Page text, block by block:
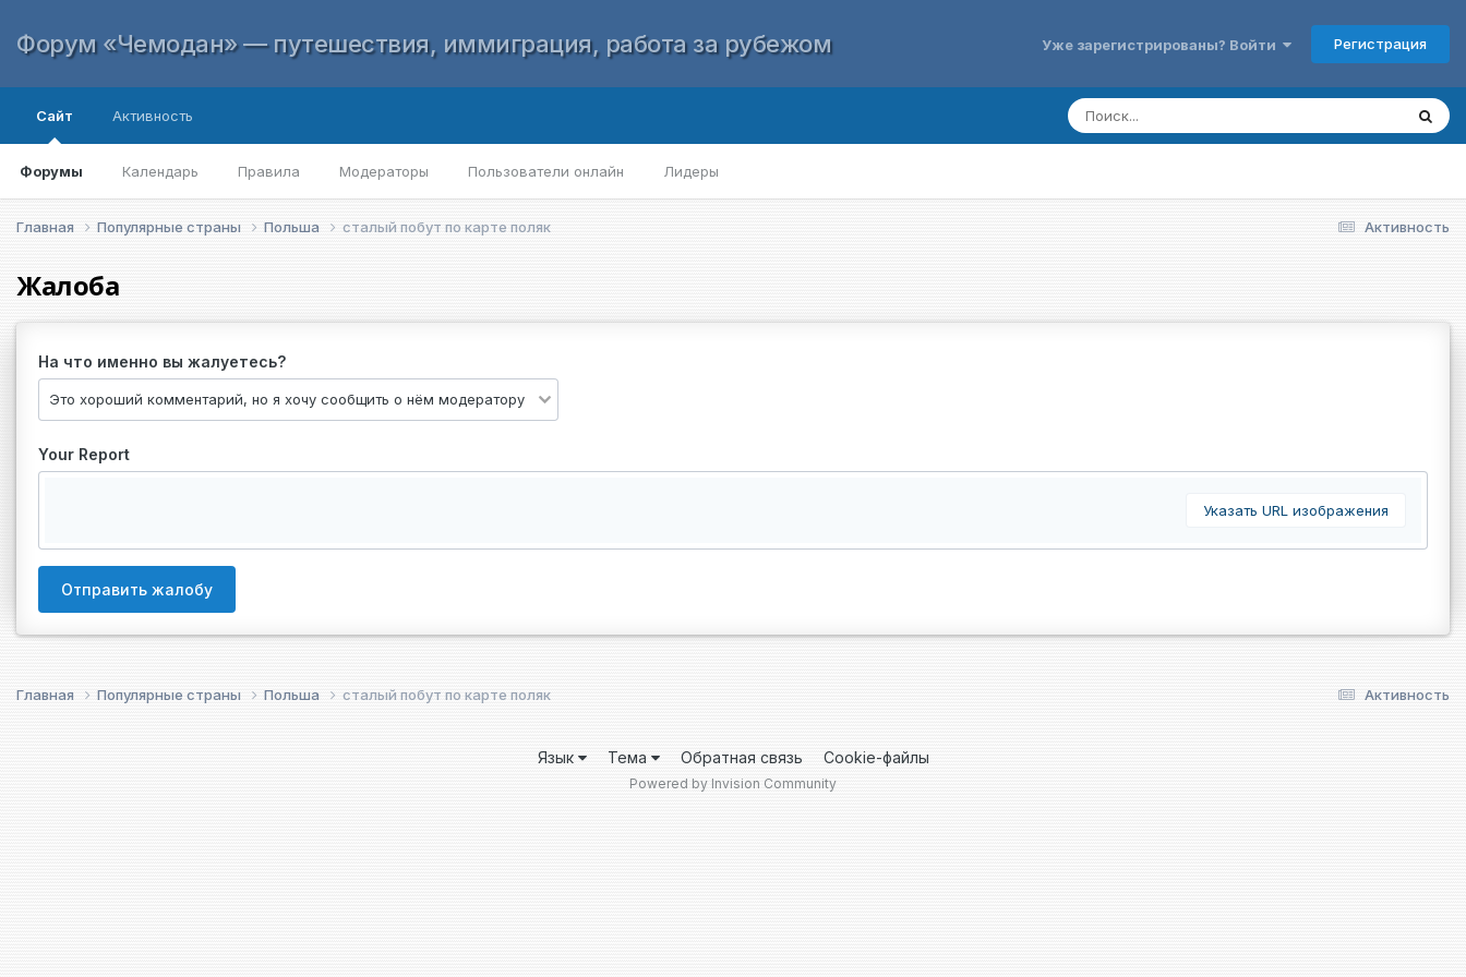
Форум «Чемодан» — путешествия, иммиграция, работа за рубежом Уже зарегистрированы? Войти Регистрация
Сайт
Форумы Календарь Правила Модераторы Пользователи онлайн Лидеры
Активность
Активность
Главная Популярные страны Польша сталый побут по карте поляк
Жалоба
На что именно вы жалуетесь?
Your Report
Указать URL изображения
Отправить жалобу
Активность
Главная Популярные страны Польша сталый побут по карте поляк
Язык Тема Обратная связь Cookie-файлы
Powered by Invision Community